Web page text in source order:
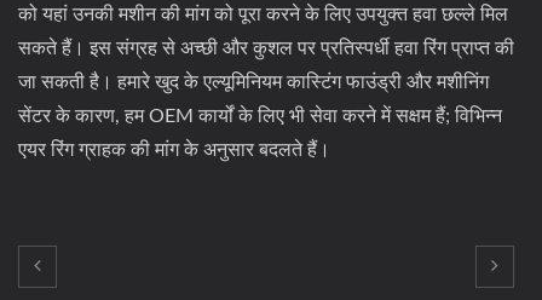
को यहां उनकी मशीन की मांग को पूरा करने के लिए उपयुक्त हवा छल्ले मिल
सकते हैं। इस संग्रह से अच्छी और कुशल पर प्रतिस्पर्धी हवा रिंग प्राप्त की
जा सकती है। हमारे खुद के एल्यूमिनियम कास्टिंग फाउंड्री और मशीनिंग
सेंटर के कारण, हम OEM कार्यों के लिए भी सेवा करने में सक्षम हैं; विभिन्न
एयर रिंग ग्राहक की मांग के अनुसार बदलते हैं।